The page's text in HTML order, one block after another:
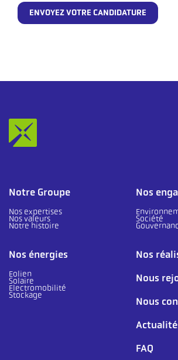
Notre Groupe
Nos expertises
Nos valeurs
Notre histoire
Nos
Société
Nos énergies
Eolien
Solaire
Electromobilité
Stockage
Nos
Nous
Nous
FAQ